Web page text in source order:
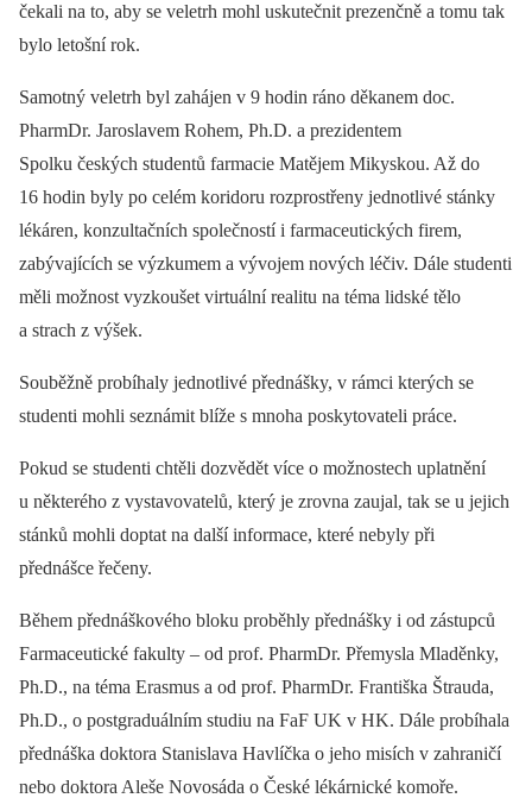
čekali na to, aby se veletrh mohl uskutečnit prezenčně a tomu tak
bylo letošní rok.
Samotný veletrh byl zahájen v 9 hodin ráno děkanem doc.
PharmDr. Jaroslavem Rohem, Ph.D. a prezidentem
Spolku českých studentů farmacie Matějem Mikyskou. Až do
16 hodin byly po celém koridoru rozprostřeny jednotlivé stánky
lékáren, konzultačních společností i farmaceutických firem,
zabývajících se výzkumem a vývojem nových léčiv. Dále studenti
měli možnost vyzkoušet virtuální realitu na téma lidské tělo
a strach z výšek.
Souběžně probíhaly jednotlivé přednášky, v rámci kterých se
studenti mohli seznámit blíže s mnoha poskytovateli práce.
Pokud se studenti chtěli dozvědět více o možnostech uplatnění
u některého z vystavovatelů, který je zrovna zaujal, tak se u jejich
stánků mohli doptat na další informace, které nebyly při
přednášce řečeny.
Během přednáškového bloku proběhly přednášky i od zástupců
Farmaceutické fakulty –⁠ od prof. PharmDr. Přemysla Mladěnky,
Ph.D., na téma Erasmus a od prof. PharmDr. Františka Štrauda,
Ph.D., o postgraduálním studiu na FaF UK v HK. Dále probíhala
přednáška doktora Stanislava Havlíčka o jeho misích v zahraničí
nebo doktora Aleše Novosáda o České lékárnické komoře.